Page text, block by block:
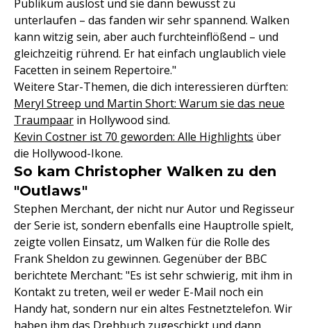
Publikum auslöst und sie dann bewusst zu
unterlaufen – das fanden wir sehr spannend. Walken
kann witzig sein, aber auch furchteinflößend – und
gleichzeitig rührend. Er hat einfach unglaublich viele
Facetten in seinem Repertoire."
Weitere Star-Themen, die dich interessieren dürften:
Meryl Streep und Martin Short: Warum sie das neue
Traumpaar in Hollywood sind.
Kevin Costner ist 70 geworden: Alle Highlights über
die Hollywood-Ikone.
So kam Christopher Walken zu den
"Outlaws"
Stephen Merchant, der nicht nur Autor und Regisseur
der Serie ist, sondern ebenfalls eine Hauptrolle spielt,
zeigte vollen Einsatz, um Walken für die Rolle des
Frank Sheldon zu gewinnen. Gegenüber der BBC
berichtete Merchant: "Es ist sehr schwierig, mit ihm in
Kontakt zu treten, weil er weder E-Mail noch ein
Handy hat, sondern nur ein altes Festnetztelefon. Wir